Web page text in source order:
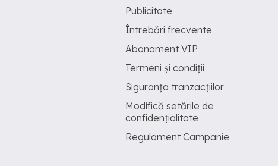
Publicitate
Întrebări frecvente
Abonament VIP
Termeni și condiții
Siguranța tranzacțiilor
Modifică setările de
confidențialitate
Regulament Campanie